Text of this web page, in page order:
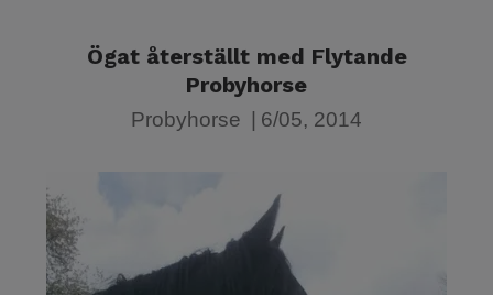
Ögat återställt med Flytande
Probyhorse
Probyhorse | 6/05, 2014